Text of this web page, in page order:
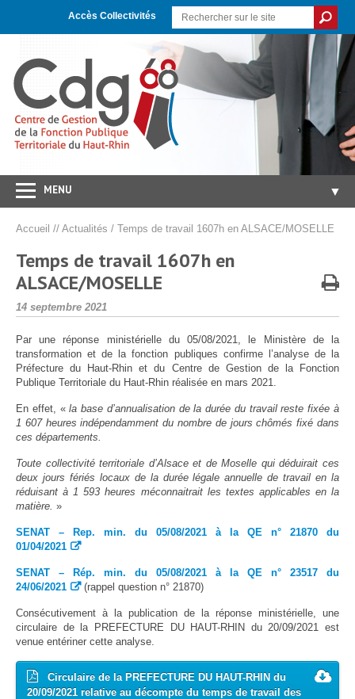
navigation
Accès Collectivités
MENU ▼
Concours/Examens ▼
Emploi
Protection sociale ▼
Santé Sécurité au Travail
Documentation ▼
Archivistes
e-services ▼
Accueil // Actualités / Temps de travail 1607h en ALSACE/MOSELLE
Temps de travail 1607h en
ALSACE/MOSELLE
Publié
le
14 septembre 2021
Par une réponse ministérielle du 05/08/2021, le Ministère de la
transformation et de la fonction publiques confirme l’analyse de la
Préfecture du Haut-Rhin et du Centre de Gestion de la Fonction
Publique Territoriale du Haut-Rhin réalisée en mars 2021.
En effet, «la base d’annualisation de la durée du travail reste fixée à
1 607 heures indépendamment du nombre de jours chômés fixé dans
ces départements.
Toute collectivité territoriale d’Alsace et de Moselle qui déduirait ces
deux jours fériés locaux de la durée légale annuelle de travail en la
réduisant à 1 593 heures méconnaitrait les textes applicables en la
matière. »
SENAT – Rep. min. du 05/08/2021 à la QE n° 21870 du
01/04/2021
SENAT – Rép. min. du 05/08/2021 à la QE n° 23517 du
24/06/2021
(rappel question n° 21870)
Consécutivement à la publication de la réponse ministérielle, une
circulaire de la PREFECTURE DU HAUT-RHIN du 20/09/2021 est
venue entériner cette analyse.
Circulaire de la PREFECTURE DU HAUT-RHIN du
20/09/2021 relative au décompte du temps de travail des